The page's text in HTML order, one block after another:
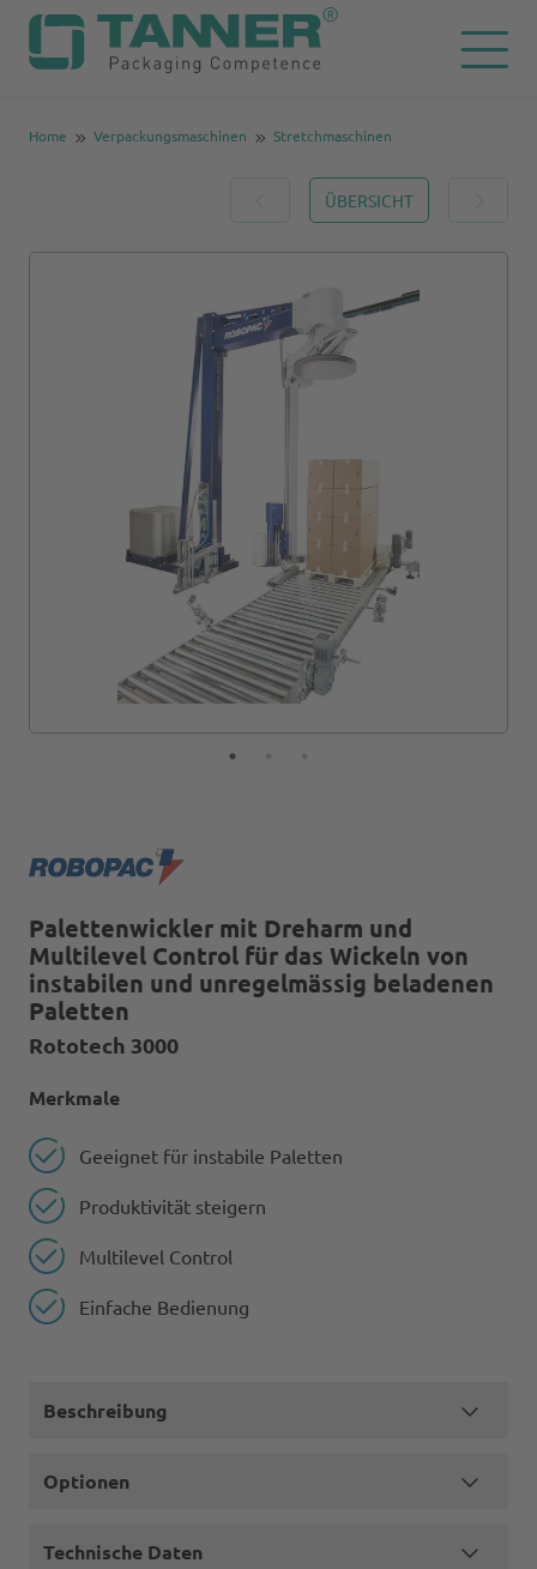
Home Verpackungsmaschinen Stretchmaschinen
ÜBERSICHT
Palettenwickler mit Dreharm und
Multilevel Control für das Wickeln von
instabilen und unregelmässig beladenen
Paletten
Rototech 3000
Merkmale
Geeignet für instabile Paletten
Produktivität steigern
Multilevel Control
Einfache Bedienung
Beschreibung
Optionen
Technische Daten